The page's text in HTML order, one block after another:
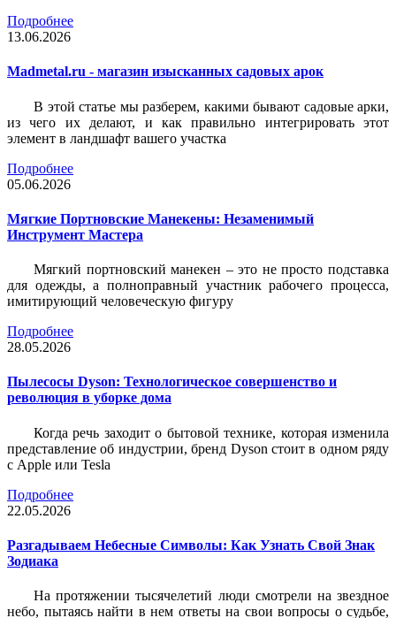
Подробнее
13.06.2026
Madmetal.ru - магазин изысканных садовых арок
В этой статье мы разберем, какими бывают садовые арки,
из чего их делают, и как правильно интегрировать этот
элемент в ландшафт вашего участка
Подробнее
05.06.2026
Мягкие Портновские Манекены: Незаменимый
Инструмент Мастера
Мягкий портновский манекен – это не просто подставка
для одежды, а полноправный участник рабочего процесса,
имитирующий человеческую фигуру
Подробнее
28.05.2026
Пылесосы Dyson: Технологическое совершенство и
революция в уборке дома
Когда речь заходит о бытовой технике, которая изменила
представление об индустрии, бренд Dyson стоит в одном ряду
с Apple или Tesla
Подробнее
22.05.2026
Разгадываем Небесные Символы: Как Узнать Свой Знак
Зодиака
На протяжении тысячелетий люди смотрели на звездное
небо, пытаясь найти в нем ответы на свои вопросы о судьбе,